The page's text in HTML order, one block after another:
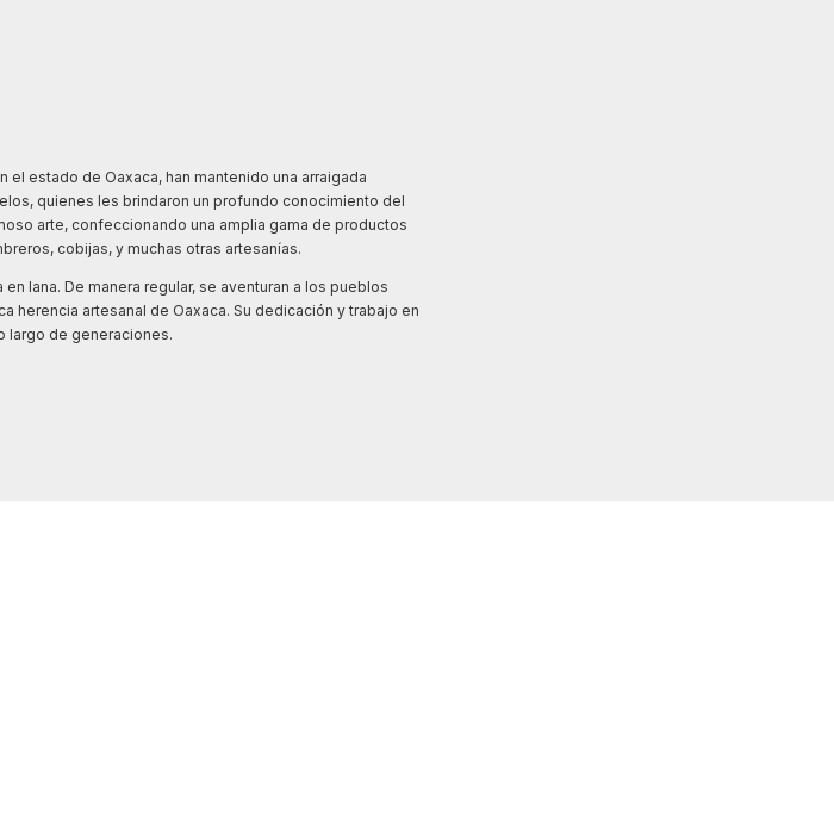
el estado de Oaxaca, han mantenido una arraigada
quienes les brindaron un profundo conocimiento del
arte, confeccionando una amplia gama de productos
cobijas, y muchas otras artesanías.
lana. De manera regular, se aventuran a los pueblos
herencia artesanal de Oaxaca. Su dedicación y trabajo en
largo de generaciones.